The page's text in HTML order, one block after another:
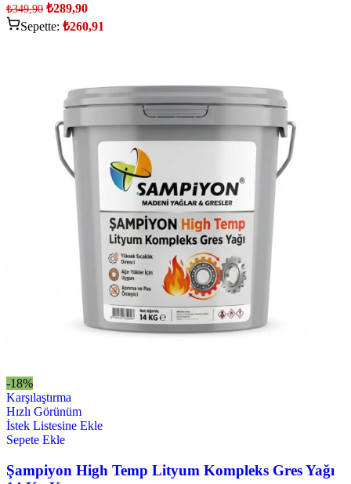
₺349,90 ₺289,90
Sepette: ₺260,91
-18%
Karşılaştırma
Hızlı Görünüm
İstek Listesine Ekle
Sepete Ekle
Şampiyon High Temp Lityum Kompleks Gres Yağı